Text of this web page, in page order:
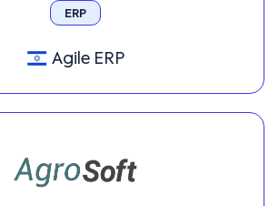
ERP
Agile ERP